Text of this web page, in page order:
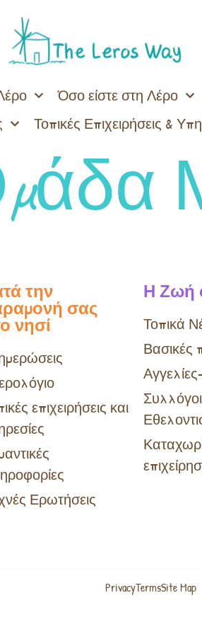
Όσο είστε στη Λέρο
Τοπικές Επιχειρήσεις &
την
σας
νησί
επιχειρήσεις και
Ερωτήσεις
Η Ζωή
Τοπικά
Βασικές
PrivacyTermsSite Map